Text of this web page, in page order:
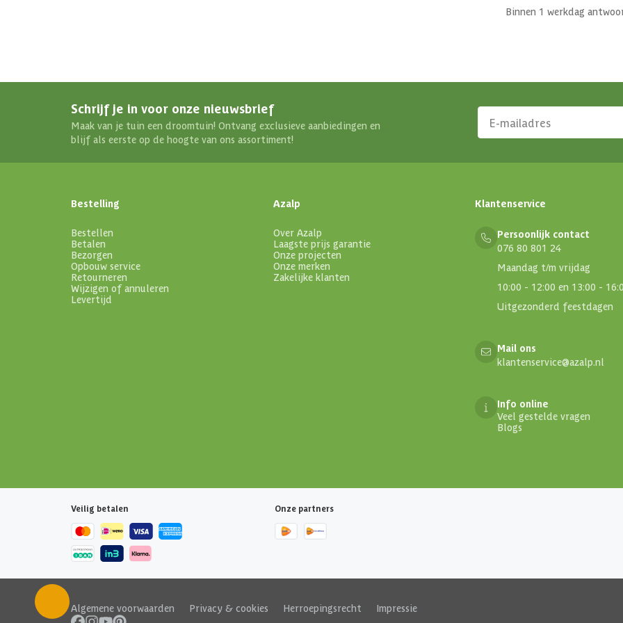
Binnen 1 werkdag
Schrijf je in voor onze nieuwsbrief
Maak van je tuin een droomtuin! Ontvang exclusieve aanbiedingen en
blijf als eerste op de hoogte van ons assortiment!
Bestelling
Bestellen
Betalen
Bezorgen
Opbouw service
Retourneren
Wijzigen of annuleren
Levertijd
Azalp
Over Azalp
Laagste prijs garantie
Onze projecten
Onze merken
Zakelijke klanten
Klantenservice
Persoonlijk contact
076 80 801 24
Maandag t/m vrijdag
10:00 - 12:00 en 13:00 -
Uitgezonderd feestdagen
Mail ons
klantenservice@azalp.nl
Info online
Veel gestelde vragen
Blogs
Veilig betalen Onze partners
Algemene voorwaarden Privacy & cookies Herroepingsrecht Impressie